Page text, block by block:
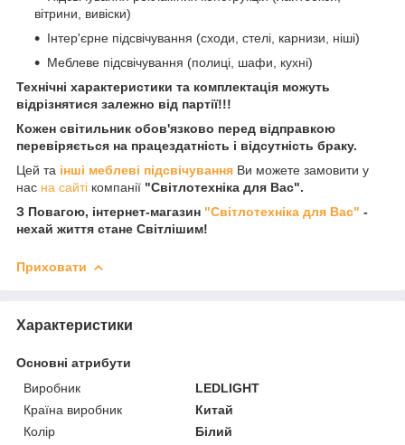
вітрини, вивіски)
Інтер'єрне підсвічування (сходи, стелі, карнизи, ніші)
Меблеве підсвічування (полиці, шафи, кухні)
Технічні характеристики та комплектація можуть
відрізнятися залежно від партії!!!
Кожен світильник обов'язково перед відправкою
перевіряється на працездатність і відсутність браку.
Цей та інші меблеві підсвічування Ви можете замовити у
нас на сайті компанії "Світлотехніка для Вас".
З Повагою, інтернет-магазин "Світлотехніка для Вас" -
нехай життя стане Світлішим!
Приховати
Характеристики
Основні атрибути
Виробник
LEDLIGHT
Країна виробник
Китай
Колір
Білий